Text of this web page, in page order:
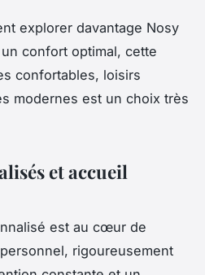
explorer davantage Nosy
confort optimal, cette
confortables, loisirs
modernes est un choix très
et accueil
est au cœur de
rigoureusement